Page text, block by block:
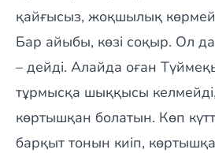
қайғысыз, жоқшылық көрмей
Бар айыбы, көзі соқыр. Ол да
– дейді. Алайда оған
тұрмысқа шыққысы келмейді,
көртышқан болатын. Көп
барқыт тонын киіп,